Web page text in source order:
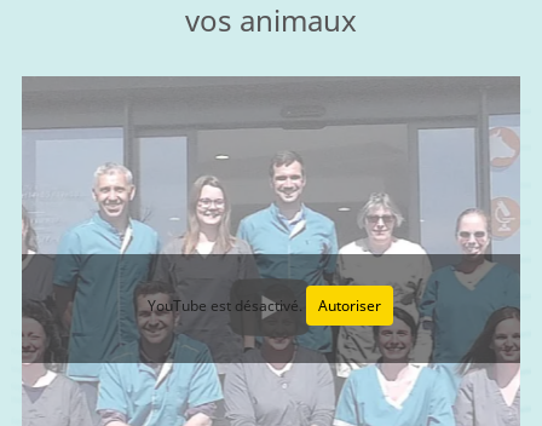
vos animaux
YouTube est désactivé. Autoriser